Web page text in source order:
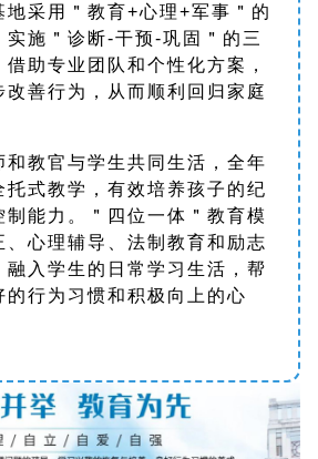
地采用＂教育+心理+军事＂的
实施＂诊断-干预-巩固＂的三
助专业团队和个性化方案，
改善行为，从而顺利回归家庭
和教官与学生共同生活，全年
托式教学，有效培养孩子的纪
制能力。＂四位一体＂教育模
、心理辅导、法制教育和励志
融入学生的日常学习生活，帮
的行为习惯和积极向上的心